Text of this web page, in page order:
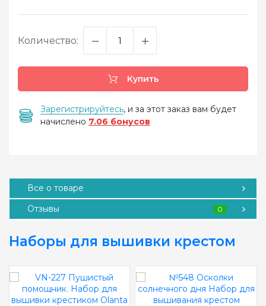
Количество:
Купить
Зарегистрируйтесь, и за этот заказ вам будет
начислено 7.06 бонусов
Все о товаре
Отзывы
0
Наборы для вышивки крестом